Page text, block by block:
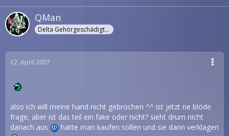
QMan
Delta Gehörgeschädigter
12. April 2007
also ich will meine hand nicht gebrochen ^^ ist jetzt ne blöde
frage, aber ist das teil ein fake oder nicht? sieht drum nicht
danach aus
hätte man kaufen sollen und sie dann verklagen